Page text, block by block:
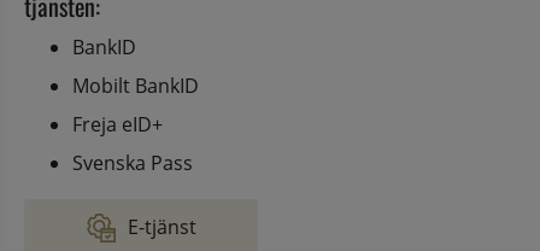
BankID
Mobilt BankID
Freja eID+
Svenska Pass
E-tjänst